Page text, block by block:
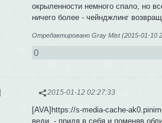
окрыленности немного спало, но
ничего более - чейнджлинг
Отредактировано Gray Mist (2015-01-10
0
2015-01-12 02:27:33
[AVA]https://s-media-cache-
веди. - придя в себя и поменяв